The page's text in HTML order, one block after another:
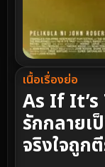
เนื้อเรื่องย่อ
As If It’s
รักกลายเ
จริงใจถูก